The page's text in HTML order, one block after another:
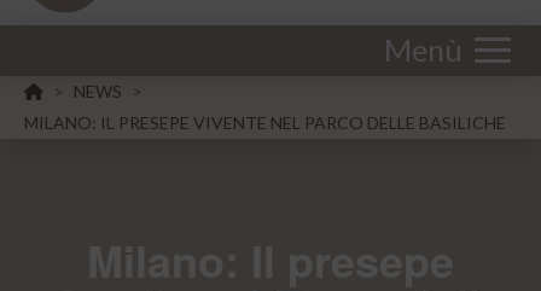
Menù
HOME
> NEWS
>
MILANO: IL PRESEPE VIVENTE NEL PARCO DELLE BASILICHE